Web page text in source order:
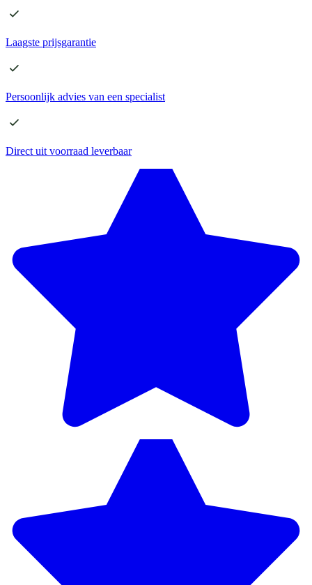
Laagste prijsgarantie
Persoonlijk advies van een specialist
Direct uit voorraad leverbaar